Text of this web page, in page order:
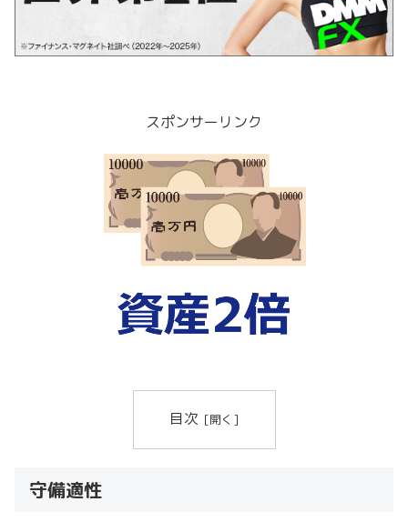
スポンサーリンク
目次
守備適性